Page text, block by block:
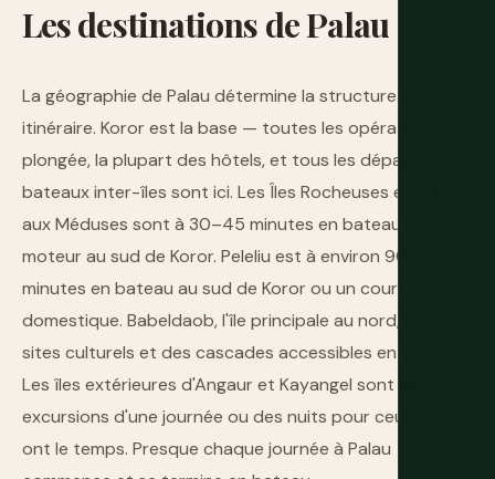
LesdestinationsdePalau
La géographie de Palau détermine la structure de son
itinéraire. Koror est la base — toutes les opérations de
plongée, la plupart des hôtels, et tous les départs de
bateaux inter-îles sont ici. Les Îles Rocheuses et le Lac
aux Méduses sont à 30–45 minutes en bateau à
moteur au sud de Koror. Peleliu est à environ 90
minutes en bateau au sud de Koror ou un court vol
domestique. Babeldaob, l'île principale au nord, a des
sites culturels et des cascades accessibles en voiture.
Les îles extérieures d'Angaur et Kayangel sont des
excursions d'une journée ou des nuits pour ceux qui
ont le temps. Presque chaque journée à Palau